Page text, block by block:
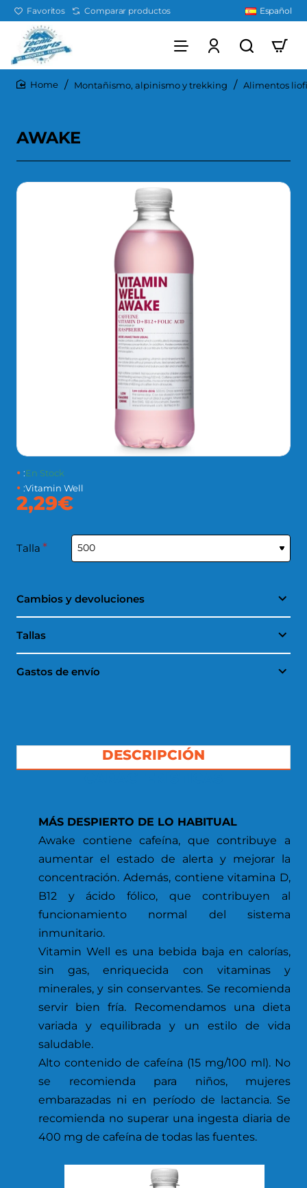
Favoritos Comparar productos Español
Montañismo, alpinismo y trekking Alimentos
AWAKE
2,29€
:En Stock
:Vitamin Well
Talla
Cambios y devoluciones
Tallas
Gastos de envío
DESCRIPCIÓN
MÁS DESPIERTO DE LO HABITUAL
Awake contiene cafeína, que contribuye a
aumentar el estado de alerta y mejorar la
concentración. Además, contiene vitamina D,
B12 y ácido fólico, que contribuyen al
funcionamiento normal del sistema
inmunitario.
Vitamin Well es una bebida baja en calorías,
sin gas, enriquecida con vitaminas y
minerales, y sin conservantes. Se recomienda
servir bien fría. Recomendamos una dieta
variada y equilibrada y un estilo de vida
saludable.
Alto contenido de cafeína (15 mg/100 ml). No
se recomienda para niños, mujeres
embarazadas ni en período de lactancia. Se
recomienda no superar una ingesta diaria de
400 mg de cafeína de todas las fuentes.